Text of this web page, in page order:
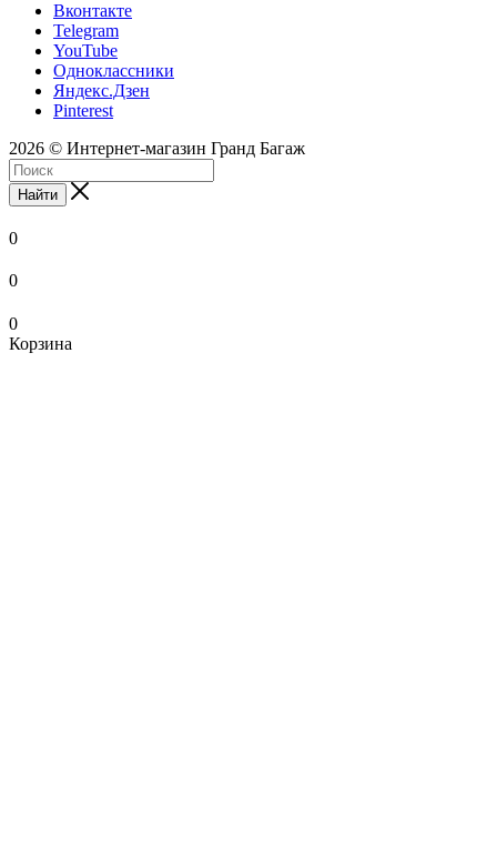
Вконтакте
Telegram
YouTube
Одноклассники
Яндекс.Дзен
Pinterest
2026 © Интернет-магазин Гранд Багаж
Найти
0
0
0
Корзина